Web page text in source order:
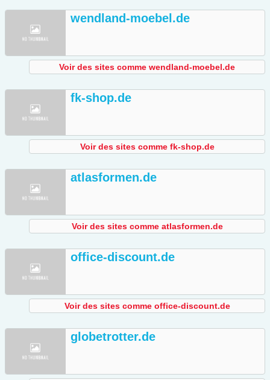
wendland-moebel.de
Voir des sites comme wendland-moebel.de
fk-shop.de
Voir des sites comme fk-shop.de
atlasformen.de
Voir des sites comme atlasformen.de
office-discount.de
Voir des sites comme office-discount.de
globetrotter.de